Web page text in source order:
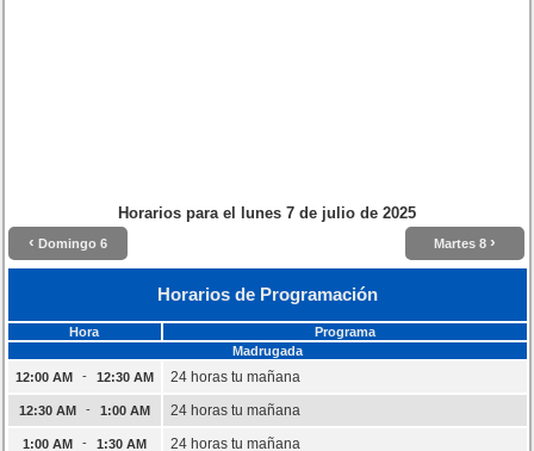
Horarios para el lunes 7 de julio de 2025
‹ Domingo 6 Martes 8 ›
Horarios de Programación
Hora
Programa
Madrugada
12:00 AM
- 12:30 AM 24 horas tu mañana
12:30 AM - 1:00 AM 24 horas tu mañana
1:00 AM - 1:30 AM 24 horas tu mañana